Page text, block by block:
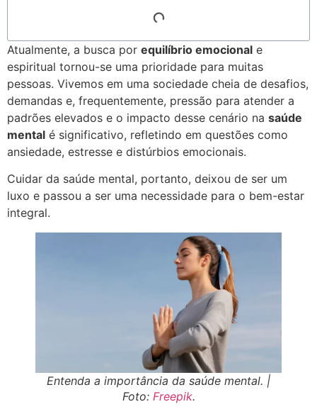
Atualmente, a busca por equilíbrio emocional e
espiritual tornou-se uma prioridade para muitas
pessoas. Vivemos em uma sociedade cheia de desafios,
demandas e, frequentemente, pressão para atender a
padrões elevados e o impacto desse cenário na saúde
mental é significativo, refletindo em questões como
ansiedade, estresse e distúrbios emocionais.
Cuidar da saúde mental, portanto, deixou de ser um
luxo e passou a ser uma necessidade para o bem-estar
integral.
Entenda a importância da saúde mental. |
Foto: Freepik.